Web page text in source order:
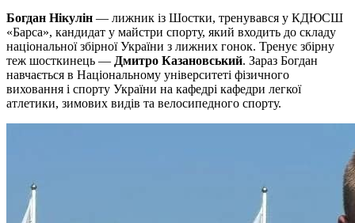
Богдан Нікулін — лижник із Шостки, тренувався у КДЮСШ
«Барса», кандидат у майстри спорту, який входить до складу
національної збірної України з лижних гонок. Тренує збірну
теж шосткинець — Дмитро Казановський. Зараз Богдан
навчається в Національному університеті фізичного
виховання і спорту України на кафедрі кафедри легкої
атлетики, зимових видів та велосипедного спорту.